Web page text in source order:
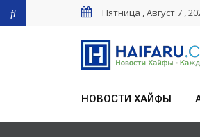
Пятница , Август 7 ,
НОВОСТИ ХАЙФЫ